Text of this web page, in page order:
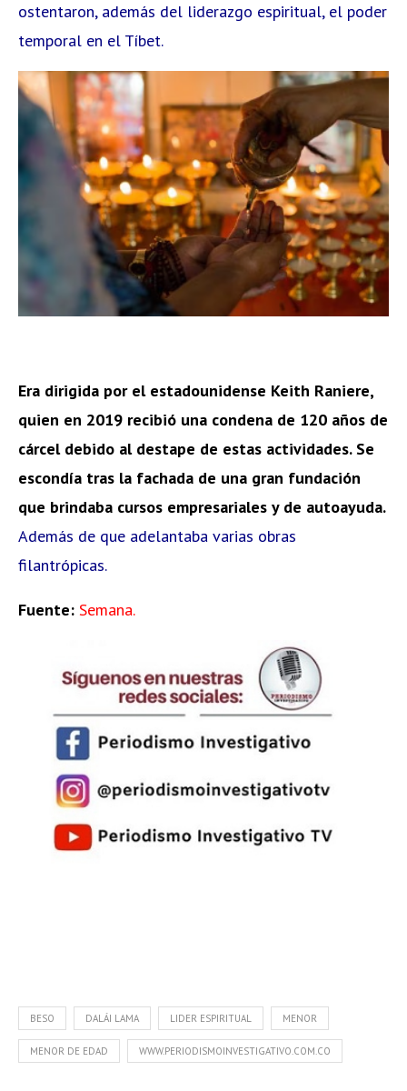
ostentaron, además del liderazgo espiritual, el poder
temporal en el Tíbet.
Era dirigida por el estadounidense Keith Raniere,
quien en 2019 recibió una condena de 120 años de
cárcel debido al destape de estas actividades. Se
escondía tras la fachada de una gran fundación
que brindaba cursos empresariales y de autoayuda.
Además de que adelantaba varias obras
filantrópicas.
Fuente: Semana.
BESO DALÁI LAMA LIDER ESPIRITUAL MENOR
MENOR DE EDAD WWW.PERIODISMOINVESTIGATIVO.COM.CO